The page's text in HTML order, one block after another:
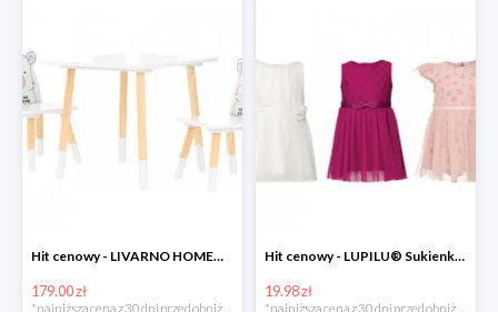
Hit cenowy - LIVARNO HOME® Stolik i 2 krzesełka dla dzieci
179.00 zł
Hit cenowy - LUPILU® Sukienka niemowlęca
19.98 zł